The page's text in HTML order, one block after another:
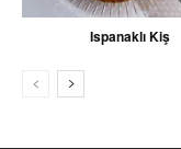
Ispanaklı Kiş